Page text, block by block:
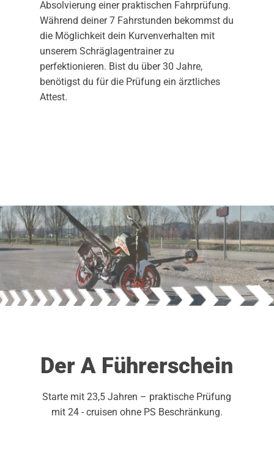
Absolvierung einer praktischen Fahrprüfung.
Während deiner 7 Fahrstunden bekommst du
die Möglichkeit dein Kurvenverhalten mit
unserem Schräglagentrainer zu
perfektionieren. Bist du über 30 Jahre,
benötigst du für die Prüfung ein ärztliches
Attest.
Der A Führerschein
Starte mit 23,5 Jahren – praktische Prüfung
mit 24 - cruisen ohne PS Beschränkung.